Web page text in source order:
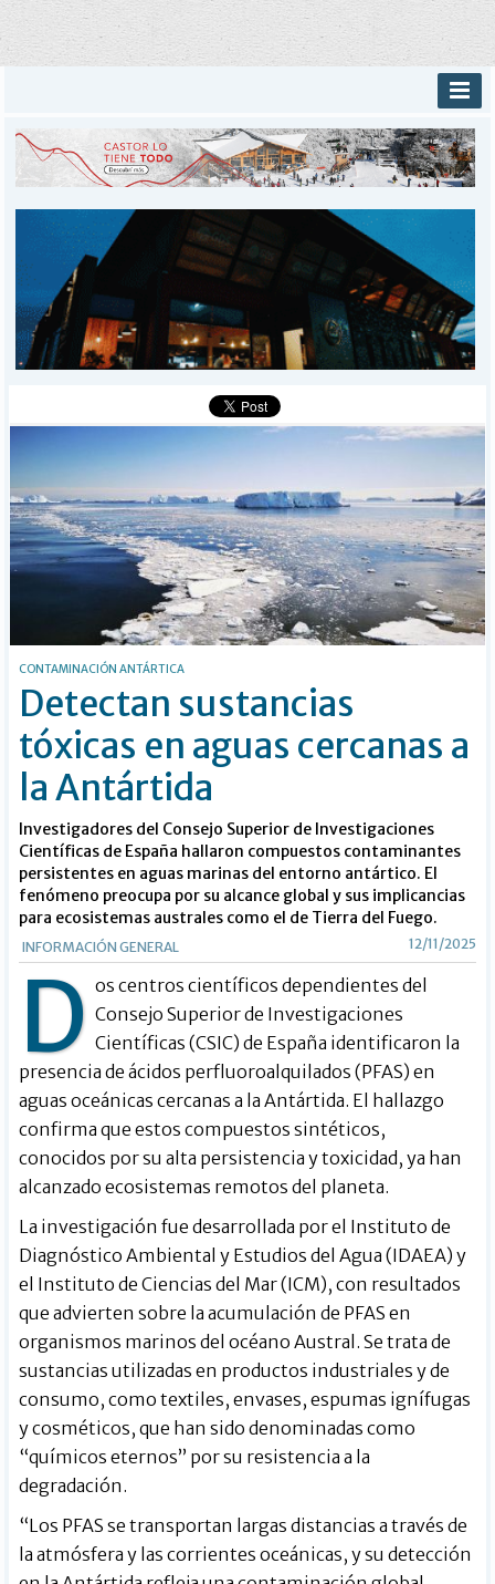
INICIO
PROVINCIALES
DEPORTES
POLICIALES
I-DIARIO
BÚSQUEDA
CONTAMINACIÓN ANTÁRTICA
Detectan sustancias
tóxicas en aguas cercanas a
la Antártida
Investigadores del Consejo Superior de Investigaciones
Científicas de España hallaron compuestos contaminantes
persistentes en aguas marinas del entorno antártico. El
fenómeno preocupa por su alcance global y sus implicancias
para ecosistemas australes como el de Tierra del Fuego.
INFORMACIÓN GENERAL 12/11/2025
D os centros científicos dependientes del
Consejo Superior de Investigaciones
Científicas (CSIC) de España identificaron la
presencia de ácidos perfluoroalquilados (PFAS) en
aguas oceánicas cercanas a la Antártida. El hallazgo
confirma que estos compuestos sintéticos,
conocidos por su alta persistencia y toxicidad, ya han
alcanzado ecosistemas remotos del planeta.
La investigación fue desarrollada por el Instituto de
Diagnóstico Ambiental y Estudios del Agua (IDAEA) y
el Instituto de Ciencias del Mar (ICM), con resultados
que advierten sobre la acumulación de PFAS en
organismos marinos del océano Austral. Se trata de
sustancias utilizadas en productos industriales y de
consumo, como textiles, envases, espumas ignífugas
y cosméticos, que han sido denominadas como
“químicos eternos” por su resistencia a la
degradación.
“Los PFAS se transportan largas distancias a través de
la atmósfera y las corrientes oceánicas, y su detección